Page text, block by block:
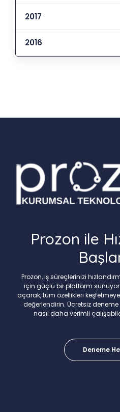
2017
2016
Prozon ile
Prozon, iş süreçlerinizi
için güçlü bir platform
açarak, tüm özellikleri
değerlendirin. Ücretsiz
nasıl daha verimli
Deneme